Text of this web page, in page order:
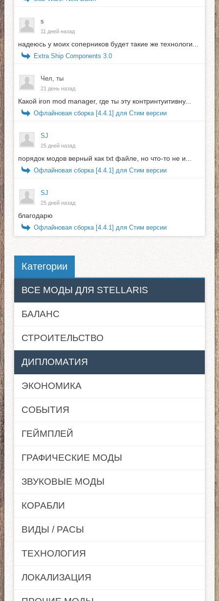
s
11 дней назад
надеюсь у моих соперников будет такие же технологи...
Extra Ship Components 3.0
Чел, ты
21 день назад
Какой iron mod manager, где ты эту контринтуитивну...
Офлайновая сборка [4.4.1] для Стим версии
SJ
25 дней назад
порядок модов верный как txt файле, но что-то не и...
Офлайновая сборка [4.4.1] для Стим версии
SJ
25 дней назад
благодарю
Офлайновая сборка [4.4.1] для Стим версии
Категории
ВСЕ МОДЫ ДЛЯ STELLARIS
БАЛАНС
СТРОИТЕЛЬСТВО
ДИПЛОМАТИЯ
ЭКОНОМИКА
СОБЫТИЯ
ГЕЙМПЛЕЙ
ГРАФИЧЕСКИЕ МОДЫ
ЗВУКОВЫЕ МОДЫ
КОРАБЛИ
ВИДЫ / РАСЫ
ТЕХНОЛОГИЯ
ЛОКАЛИЗАЦИЯ